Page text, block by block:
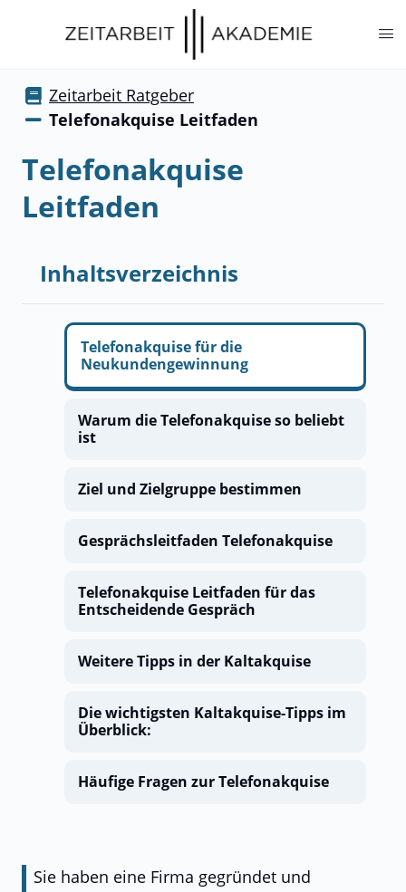
springen
Zeitarbeit Ratgeber
Telefonakquise Leitfaden
Telefonakquise
Leitfaden
Inhaltsverzeichnis
Telefonakquise für die
Neukundengewinnung
Warum die Telefonakquise so beliebt
ist
Ziel und Zielgruppe bestimmen
Gesprächsleitfaden Telefonakquise
Telefonakquise Leitfaden für das
Entscheidende Gespräch
Weitere Tipps in der Kaltakquise
Die wichtigsten Kaltakquise-Tipps im
Überblick:
Häufige Fragen zur Telefonakquise
Sie haben eine Firma gegründet und